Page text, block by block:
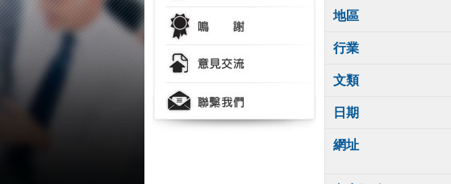
地區
行業
文類
日期
網址